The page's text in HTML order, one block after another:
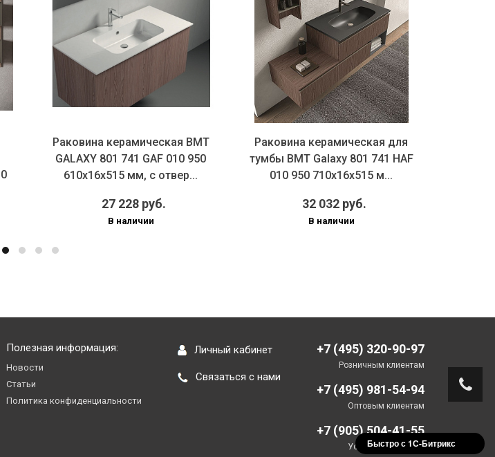
Раковина керамическая BMT
GALAXY 801 741 GAF 010 950
610х16х515 мм, с отвер...
27 228 руб.
В наличии
Раковина керамическая для
тумбы BMT Galaxy 801 741 HAF
010 950 710х16х515 м...
32 032 руб.
В наличии
Полезная информация:
Новости
Статьи
Политика конфиденциальности
Личный кабинет
Связаться с нами
+7 (495) 320-90-97
Розничным клиентам
+7 (495) 981-54-94
Оптовым клиентам
+7 (905) 504-41-55
Установка/Монтаж
Быстро с 1С-Битрикс